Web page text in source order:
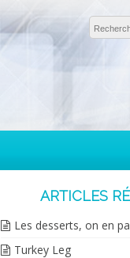
ARTICLES
Les desserts, on en
Turkey Leg